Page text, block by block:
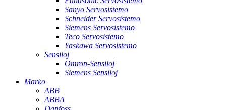
Sanyo Servosistemo
Schneider Servosistemo
Siemens Servosistemo
Teco Servosistemo
Yaskawa Servosistemo
Sensiloj
Omron-Sensiloj
Siemens Sensiloj
Marko
ABB
ABBA